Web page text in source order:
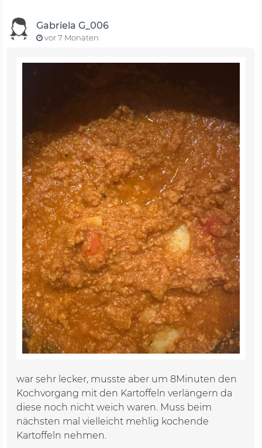
Gabriela G_006
vor 7 Monaten
war sehr lecker, musste aber um 8Minuten den
Kochvorgang mit den Kartoffeln verlängern da
diese noch nicht weich waren. Muss beim
nächsten mal vielleicht mehlig kochende
Kartoffeln nehmen.